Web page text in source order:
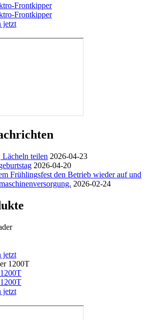
Frontkipper
Frontkipper
jetzt
teilen 2026-04-23
2026-04-20
Frühlingsfest den Betrieb wieder auf und
2026-02-24
jetzt
jetzt